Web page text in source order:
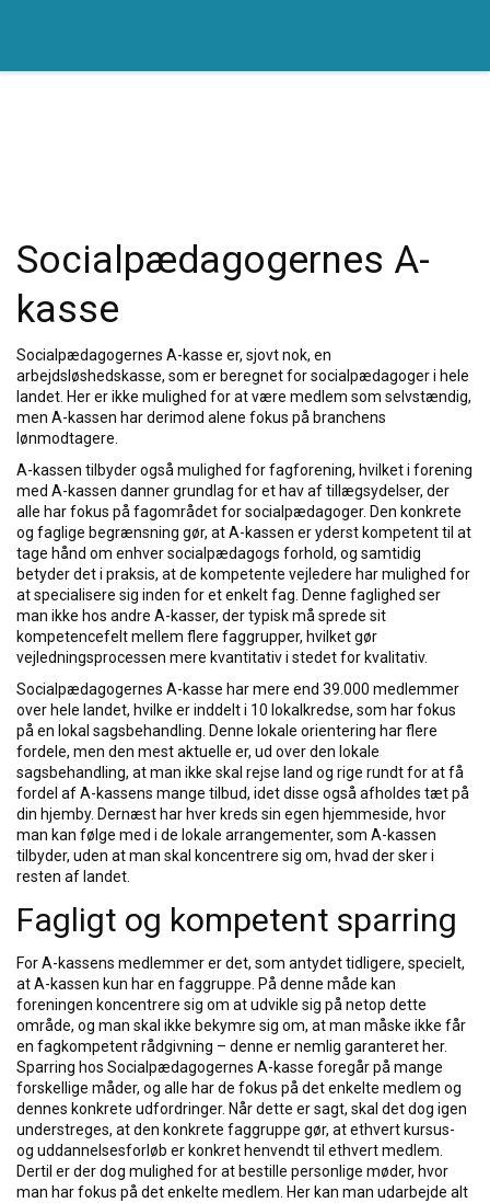
Socialpædagogernes A-
kasse
Socialpædagogernes A-kasse er, sjovt nok, en
arbejdsløshedskasse, som er beregnet for socialpædagoger i hele
landet. Her er ikke mulighed for at være medlem som selvstændig,
men A-kassen har derimod alene fokus på branchens
lønmodtagere.
A-kassen tilbyder også mulighed for fagforening, hvilket i forening
med A-kassen danner grundlag for et hav af tillægsydelser, der
alle har fokus på fagområdet for socialpædagoger. Den konkrete
og faglige begrænsning gør, at A-kassen er yderst kompetent til at
tage hånd om enhver socialpædagogs forhold, og samtidig
betyder det i praksis, at de kompetente vejledere har mulighed for
at specialisere sig inden for et enkelt fag. Denne faglighed ser
man ikke hos andre A-kasser, der typisk må sprede sit
kompetencefelt mellem flere faggrupper, hvilket gør
vejledningsprocessen mere kvantitativ i stedet for kvalitativ.
Socialpædagogernes A-kasse har mere end 39.000 medlemmer
over hele landet, hvilke er inddelt i 10 lokalkredse, som har fokus
på en lokal sagsbehandling. Denne lokale orientering har flere
fordele, men den mest aktuelle er, ud over den lokale
sagsbehandling, at man ikke skal rejse land og rige rundt for at få
fordel af A-kassens mange tilbud, idet disse også afholdes tæt på
din hjemby. Dernæst har hver kreds sin egen hjemmeside, hvor
man kan følge med i de lokale arrangementer, som A-kassen
tilbyder, uden at man skal koncentrere sig om, hvad der sker i
resten af landet.
Fagligt og kompetent sparring
For A-kassens medlemmer er det, som antydet tidligere, specielt,
at A-kassen kun har en faggruppe. På denne måde kan
foreningen koncentrere sig om at udvikle sig på netop dette
område, og man skal ikke bekymre sig om, at man måske ikke får
en fagkompetent rådgivning – denne er nemlig garanteret her.
Sparring hos Socialpædagogernes A-kasse foregår på mange
forskellige måder, og alle har de fokus på det enkelte medlem og
dennes konkrete udfordringer. Når dette er sagt, skal det dog igen
understreges, at den konkrete faggruppe gør, at ethvert kursus-
og uddannelsesforløb er konkret henvendt til ethvert medlem.
Dertil er der dog mulighed for at bestille personlige møder, hvor
man har fokus på det enkelte medlem. Her kan man udarbejde alt